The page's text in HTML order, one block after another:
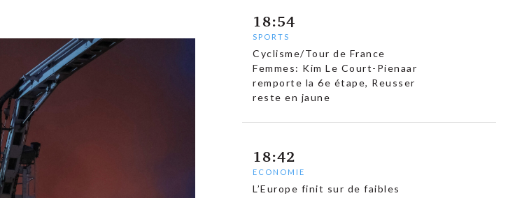
18:54
SPORTS
Cyclisme/Tour de France
Femmes: Kim Le Court-Pienaar
remporte la 6e étape, Reusser
reste en jaune
18:42
ECONOMIE
L’Europe finit sur de faibles